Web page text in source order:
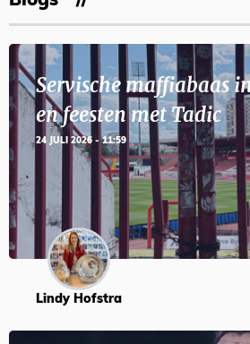
Servische maffiabaas
en feesten met Tadic
24 JULI 2026 - 11:59
Lindy Hofstra